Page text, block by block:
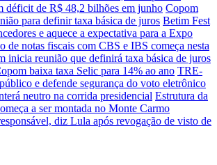
déficit de R$ 48,2 bilhões em junho Copom
para definir taxa básica de juros Betim Fest
e aquece a expectativa para a Expo
de notas fiscais com CBS e IBS começa nesta
inicia reunião que definirá taxa básica de juros
baixa taxa Selic para 14% ao ano TRE-
e defende segurança do voto eletrônico
neutro na corrida presidencial Estrutura da
a ser montada no Monte Carmo
diz Lula após revogação de visto de